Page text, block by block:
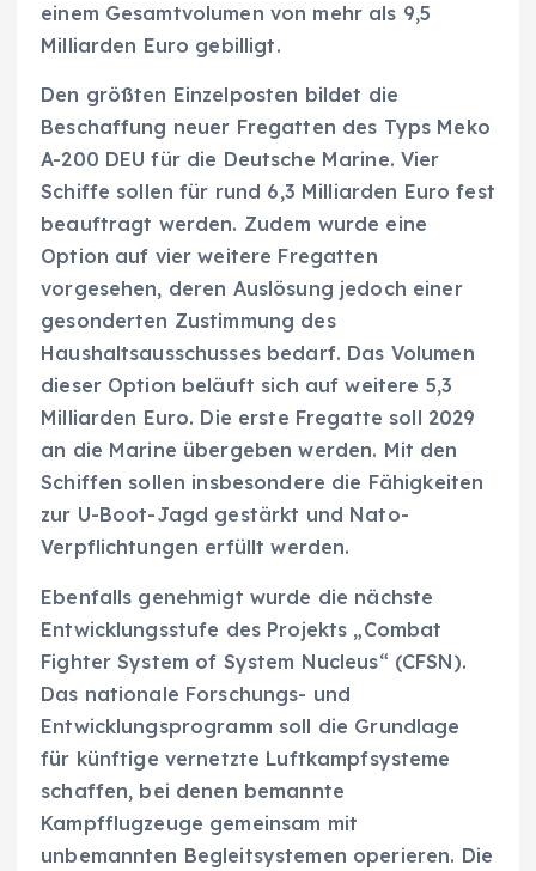
einem Gesamtvolumen von mehr als 9,5
Milliarden Euro gebilligt.
Den größten Einzelposten bildet die
Beschaffung neuer Fregatten des Typs Meko
A-200 DEU für die Deutsche Marine. Vier
Schiffe sollen für rund 6,3 Milliarden Euro fest
beauftragt werden. Zudem wurde eine
Option auf vier weitere Fregatten
vorgesehen, deren Auslösung jedoch einer
gesonderten Zustimmung des
Haushaltsausschusses bedarf. Das Volumen
dieser Option beläuft sich auf weitere 5,3
Milliarden Euro. Die erste Fregatte soll 2029
an die Marine übergeben werden. Mit den
Schiffen sollen insbesondere die Fähigkeiten
zur U-Boot-Jagd gestärkt und Nato-
Verpflichtungen erfüllt werden.
Ebenfalls genehmigt wurde die nächste
Entwicklungsstufe des Projekts „Combat
Fighter System of System Nucleus“ (CFSN).
Das nationale Forschungs- und
Entwicklungsprogramm soll die Grundlage
für künftige vernetzte Luftkampfsysteme
schaffen, bei denen bemannte
Kampfflugzeuge gemeinsam mit
unbemannten Begleitsystemen operieren. Die